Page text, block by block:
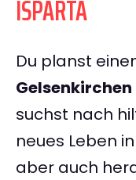
ISPARTA
Du planst
suchst nach
neues Leben
aber auch